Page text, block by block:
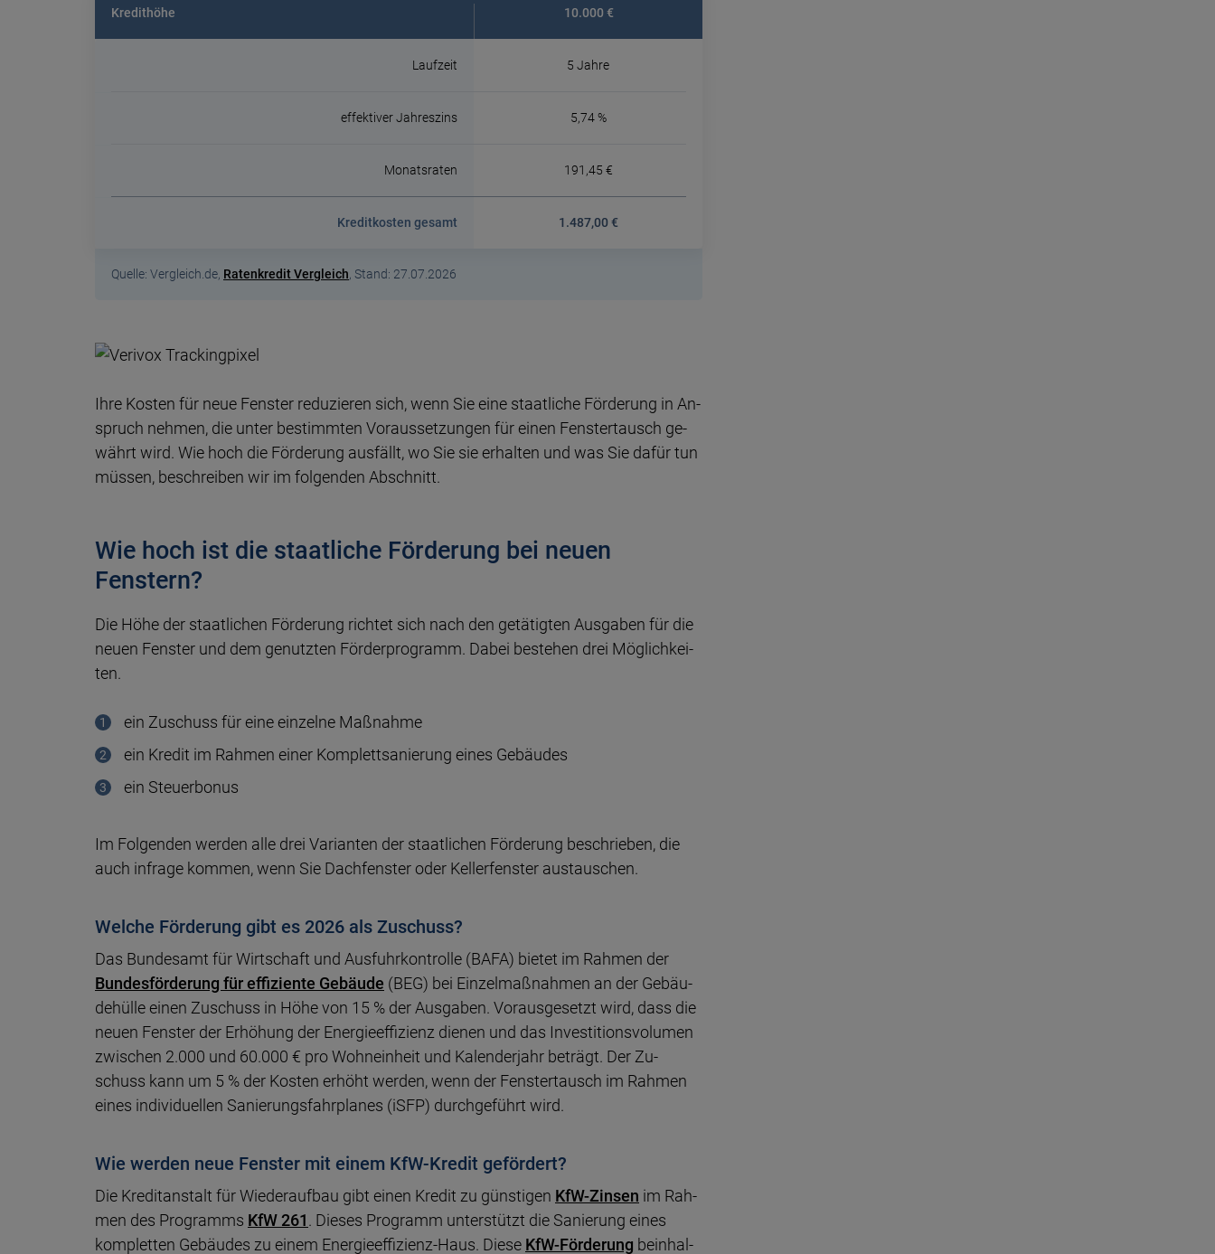
Kredithöhe 10.000 €
Laufzeit 5 Jahre
effektiver Jahreszins 5,74 %
Monatsraten 191,45 €
Kreditkosten gesamt 1.487,00 €
Quelle: Vergleich.de, Ratenkredit Vergleich , Stand: 27.07.2026
Ihre Kosten für neue Fenster redu­zie­ren sich, wenn Sie eine staat­li­che För­de­rung in An­
spruch neh­men, die un­ter be­stimm­ten Vor­aus­set­zun­gen für einen Fens­ter­tausch ge­
währt wird. Wie hoch die För­de­rung aus­fällt, wo Sie sie er­hal­ten und was Sie da­für tun
müssen, be­schrei­ben wir im fol­gen­den Ab­schnitt.
Wie hoch ist die staatliche Förderung bei neuen
Fenstern?
Die Höhe der staatlichen Förderung rich­tet sich nach den ge­tä­tig­ten Aus­ga­ben für die
neu­en Fens­ter und dem ge­nutz­ten För­der­pro­gramm. Dabei be­ste­hen drei Mög­lich­kei­
ten.
ein Zuschuss für eine einzelne Maßnahme
ein Kredit im Rahmen einer Komplettsanierung eines Gebäudes
ein Steuerbonus
Im Folgenden werden alle drei Va­ri­an­ten der staat­li­chen För­de­rung be­schrie­ben, die
auch in­fra­ge kommen, wenn Sie Dach­fens­ter oder Keller­fens­ter aus­tauschen.
Welche Förderung gibt es 2026 als Zuschuss?
Das Bundesamt für Wirtschaft und Aus­fuhr­kon­trol­le (BAFA) bietet im Rah­men der
Bun­des­för­de­rung für effi­zien­te Ge­bäu­de (BEG) bei Ein­zel­maß­nah­men an der Ge­bäu­
de­hülle einen Zu­schuss in Höhe von 15 % der Aus­gaben. Vor­aus­ge­setzt wird, dass die
neuen Fens­ter der Er­hö­hung der Ener­gie­effi­zienz die­nen und das In­ves­ti­tions­vo­lumen
zwischen 2.000 und 60.000 € pro Wohn­ein­heit und Ka­len­der­jahr be­trägt. Der Zu­
schuss kann um 5 % der Kos­ten er­höht werden, wenn der Fens­ter­tausch im Rah­men
eines in­di­vi­du­ellen Sa­nie­rungs­fahr­planes (iSFP) durch­ge­führt wird.
Wie werden neue Fenster mit einem KfW-Kredit gefördert?
Die Kreditanstalt für Wiederaufbau gibt einen Kredit zu güns­ti­gen KfW-Zinsen im Rah­
men des Pro­gramms KfW 261. Dieses Pro­gramm un­ter­stützt die Sa­nie­rung eines
kom­plet­ten Ge­bäu­des zu einem Ener­gie­effi­zienz-Haus. Diese KfW-För­de­rung be­in­hal­